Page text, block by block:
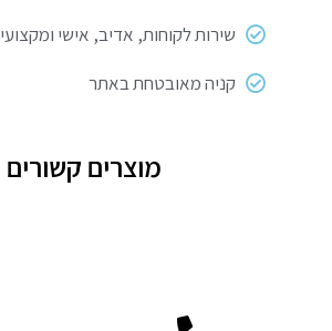
שירות לקוחות, אדיב, אישי ומקצועי
קניה מאובטחת באתר
מוצרים קשורים